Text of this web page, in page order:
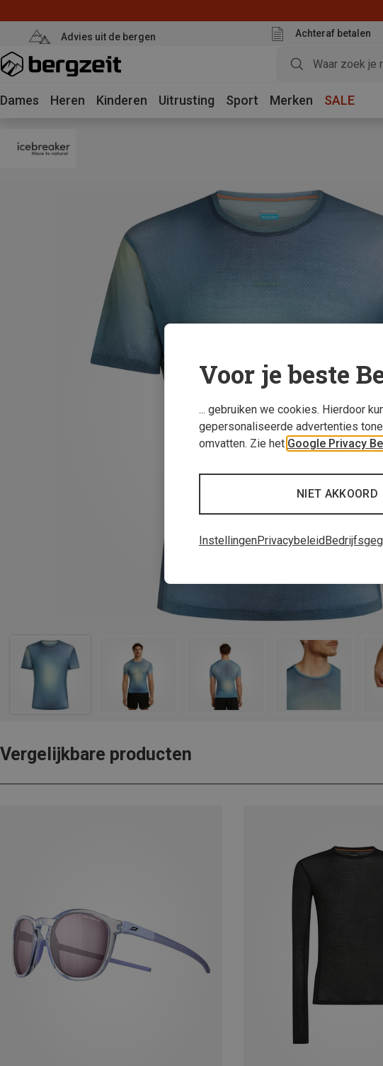
Advies uit de bergen Achteraf betalen
Dames Heren Kinderen Uitrusting Sport Merken SALE
Vergelijkbare producten
Voor je beste
... gebruiken we cookies. Hierdoor
gepersonaliseerde advertenties
omvatten. Zie het Google Privacy
NIET AKKOORD
InstellingenPrivacybeleid